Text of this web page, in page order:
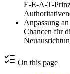
E-E-A-T-
Anpassung
Chancen für
On this page